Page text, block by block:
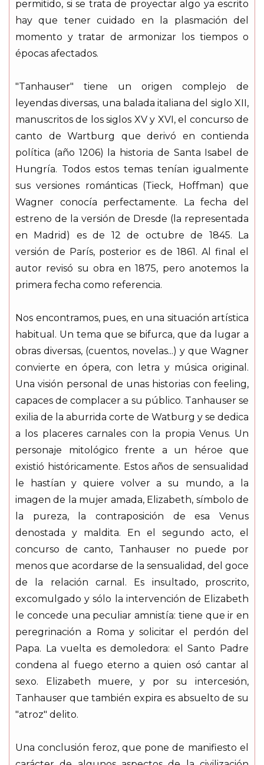
permitido, si se trata de proyectar algo ya escrito
hay que tener cuidado en la plasmación del
momento y tratar de armonizar los tiempos o
épocas afectados.
"Tanhauser" tiene un origen complejo de
leyendas diversas, una balada italiana del siglo XII,
manuscritos de los siglos XV y XVI, el concurso de
canto de Wartburg que derivó en contienda
política (año 1206) la historia de Santa Isabel de
Hungría. Todos estos temas tenían igualmente
sus versiones románticas (Tieck, Hoffman) que
Wagner conocía perfectamente. La fecha del
estreno de la versión de Dresde (la representada
en Madrid) es de 12 de octubre de 1845. La
versión de París, posterior es de 1861. Al final el
autor revisó su obra en 1875, pero anotemos la
primera fecha como referencia.
Nos encontramos, pues, en una situación artística
habitual. Un tema que se bifurca, que da lugar a
obras diversas, (cuentos, novelas...) y que Wagner
convierte en ópera, con letra y música original.
Una visión personal de unas historias con feeling,
capaces de complacer a su público. Tanhauser se
exilia de la aburrida corte de Watburg y se dedica
a los placeres carnales con la propia Venus. Un
personaje mitológico frente a un héroe que
existió históricamente. Estos años de sensualidad
le hastían y quiere volver a su mundo, a la
imagen de la mujer amada, Elizabeth, símbolo de
la pureza, la contraposición de esa Venus
denostada y maldita. En el segundo acto, el
concurso de canto, Tanhauser no puede por
menos que acordarse de la sensualidad, del goce
de la relación carnal. Es insultado, proscrito,
excomulgado y sólo la intervención de Elizabeth
le concede una peculiar amnistía: tiene que ir en
peregrinación a Roma y solicitar el perdón del
Papa. La vuelta es demoledora: el Santo Padre
condena al fuego eterno a quien osó cantar al
sexo. Elizabeth muere, y por su intercesión,
Tanhauser que también expira es absuelto de su
"atroz" delito.
Una conclusión feroz, que pone de manifiesto el